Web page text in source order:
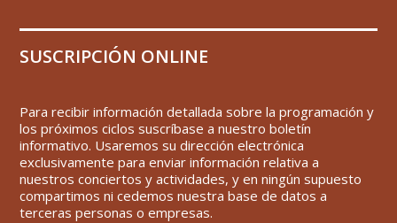
SUSCRIPCIÓN ONLINE
Para recibir información detallada sobre la programación y
los próximos ciclos suscríbase a nuestro boletín
informativo. Usaremos su dirección electrónica
exclusivamente para enviar información relativa a
nuestros conciertos y actividades, y en ningún supuesto
compartimos ni cedemos nuestra base de datos a
terceras personas o empresas.